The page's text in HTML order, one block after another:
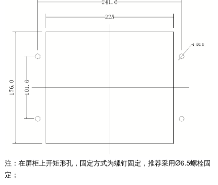
注：在屏柜上开矩形孔，固定方式为螺钉固定，推荐采用Ø6.5螺栓固
定；